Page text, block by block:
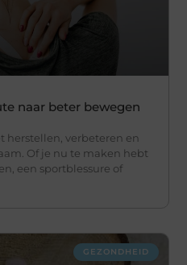
naar beter bewegen
herstellen, verbeteren en
Of je nu te maken hebt
een sportblessure of
GEZONDHEID